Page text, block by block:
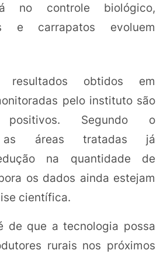
no controle biológico,
e carrapatos evoluem
resultados obtidos em
pelo instituto são
positivos. Segundo o
as áreas tratadas já
na quantidade de
os dados ainda estejam
científica.
de que a tecnologia possa
rurais nos próximos